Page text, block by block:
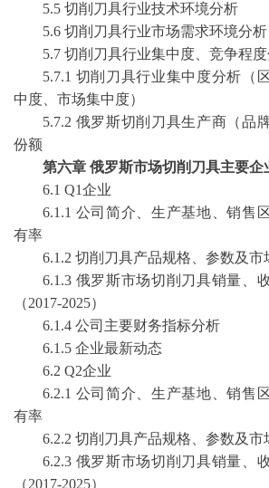
5.5 切削刀具行业技术环境分析
5.6 切削刀具行业市场需求环境分析
5.7 切削刀具行业集中度、竞争程
5.7.1 切削刀具行业集中度分析（
中度、市场集中度）
5.7.2 俄罗斯切削刀具生产商（品
份额
第六章 俄罗斯市场切削刀具主要企
6.1 Q1企业
6.1.1 公司简介、生产基地、销售
有率
6.1.2 切削刀具产品规格、参数及市
6.1.3 俄罗斯市场切削刀具销量、
（2017-2025）
6.1.4 公司主要财务指标分析
6.1.5 企业最新动态
6.2 Q2企业
6.2.1 公司简介、生产基地、销售
有率
6.2.2 切削刀具产品规格、参数及市
6.2.3 俄罗斯市场切削刀具销量、
（2017-2025）